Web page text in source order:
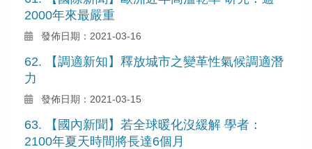
2000年來最嚴重
發佈日期：2021-03-16
62. 【調適新知】釋放城市之變革性氣候調適潛
力
發佈日期：2021-03-15
63. 【國內新聞】若全球暖化沒緩解 學者：
2100年夏天時間將長達6個月